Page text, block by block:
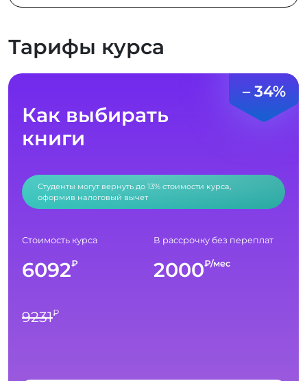
Тарифы курса
– 34%
Как выбирать
книги
Студенты могут вернуть до 13% стоимости курса,
оформив налоговый вычет
Стоимость курса
6092₽
9231₽
В рассрочку без переплат
2000₽/мес